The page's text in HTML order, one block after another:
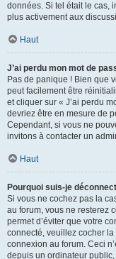
données. Si tel était le cas,
plus activement aux
Haut
J’ai perdu mon mot de
Pas de panique ! Bien que
peut facilement être
et cliquer sur « J’ai perdu
devriez être en mesure de
Cependant, si vous ne
invitons à contacter un
Haut
Pourquoi suis-je
Si vous ne cochez pas la
au forum, vous ne resterez
permet d’éviter que votre
connecté, veuillez cocher
connexion au forum. Ceci
depuis un ordinateur